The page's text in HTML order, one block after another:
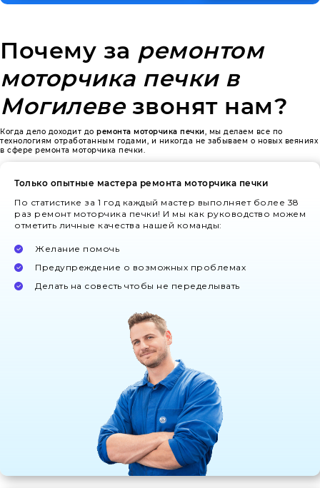
Почему за ремонтом
моторчика печки в
Могилевезвонят нам?
Когда дело доходит до ремонта моторчика печки , мы делаем все по
технологиям отработанным годами, и никогда не забываем о новых веяниях
в сфере ремонта моторчика печки.
Только опытные мастера ремонта моторчика печки
По статистике за 1 год каждый мастер выполняет более 38
раз ремонт моторчика печки! И мы как руководство можем
отметить личные качества нашей команды:
Желание помочь
Предупреждение о возможных проблемах
Делать на совесть чтобы не переделывать